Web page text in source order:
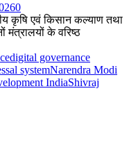
0
कृषि एवं किसान कल्याण तथा
मंत्रालयों के वरिष्ठ
digital governance
systemNarendra Modi
IndiaShivraj